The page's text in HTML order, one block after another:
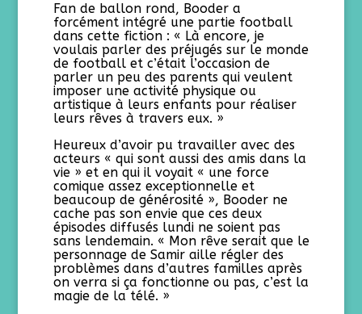
Fan de ballon rond, Booder a
forcément intégré une partie football
dans cette fiction : « Là encore, je
voulais parler des préjugés sur le monde
de football et c’était l’occasion de
parler un peu des parents qui veulent
imposer une activité physique ou
artistique à leurs enfants pour réaliser
leurs rêves à travers eux. »
Heureux d’avoir pu travailler avec des
acteurs « qui sont aussi des amis dans la
vie » et en qui il voyait « une force
comique assez exceptionnelle et
beaucoup de générosité », Booder ne
cache pas son envie que ces deux
épisodes diffusés lundi ne soient pas
sans lendemain. « Mon rêve serait que le
personnage de Samir aille régler des
problèmes dans d’autres familles après
on verra si ça fonctionne ou pas, c’est la
magie de la télé. »